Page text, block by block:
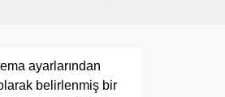
ayarlarından
belirlenmiş bir